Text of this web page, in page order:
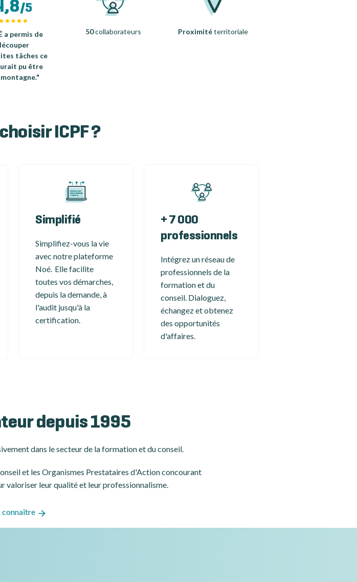
/5
a permis de
tâches ce
pu être
50collaborateurs Proximitéterritoriale
ICPF ?
Simplifié
Simplifiez-vous la vie
avec notre plateforme
Noé. Elle facilite
toutes vos démarches,
depuis la demande, à
l'audit jusqu'à la
certification.
+ 7 000
professionnels
Intégrez un réseau de
professionnels de la
formation et du
conseil. Dialoguez,
échangez et obtenez
des opportunités
d'affaires.
depuis 1995
dans le secteur de la formation et du conseil.
et les Organismes Prestataires d'Action concourant
valoriser leur qualité et leur professionnalisme.
connaître